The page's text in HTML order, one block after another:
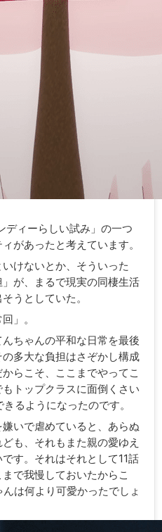
ィーらしい試み」の一つ
があったと考えています。
けないとか、そういった
」が、まるで現実の同棲生活
うとしていた。
」。
ちゃんの平和な日常を最後
多大な負担はさぞかし構成
らこそ、ここまでやってこ
トップクラスに面倒くさい
るようになったのです。
いで虐めていると、あらぬ
も、それもまた親の愛ゆえ
す。それはそれとして11話
で我慢しておいたからこ
は何より可愛かったでしょ